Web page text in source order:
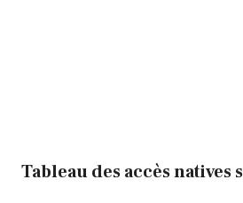
Tableau des accès natives